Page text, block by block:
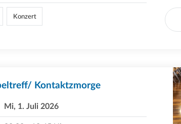
Konzert
Kontaktzmorge
Mi, 1. Juli 2026